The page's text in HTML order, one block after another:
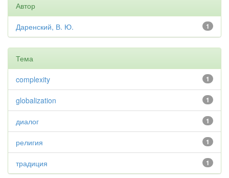
Автор
1
Даренский, В. Ю.
Тема
1
complexity
1
globalization
1
диалог
1
религия
1
традиция